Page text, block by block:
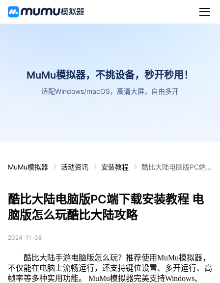
MuMu模拟器，不挑设备，秒开秒用！
适配Windows/macOS，高清大屏，自由多开
MuMu模拟器 活动资讯 安装教程
酷比大陆电脑版PC端
酷比大陆电脑版PC端下载安装教程 电
脑版怎么玩酷比大陆攻略
2024-11-08
酷比大陆手游电脑版怎么玩？推荐使用MuMu模拟器，
不仅能在电脑上流畅运行，还支持键位设置、多开运行、高
帧率等多种实用功能。 MuMu模拟器完美支持Windows、